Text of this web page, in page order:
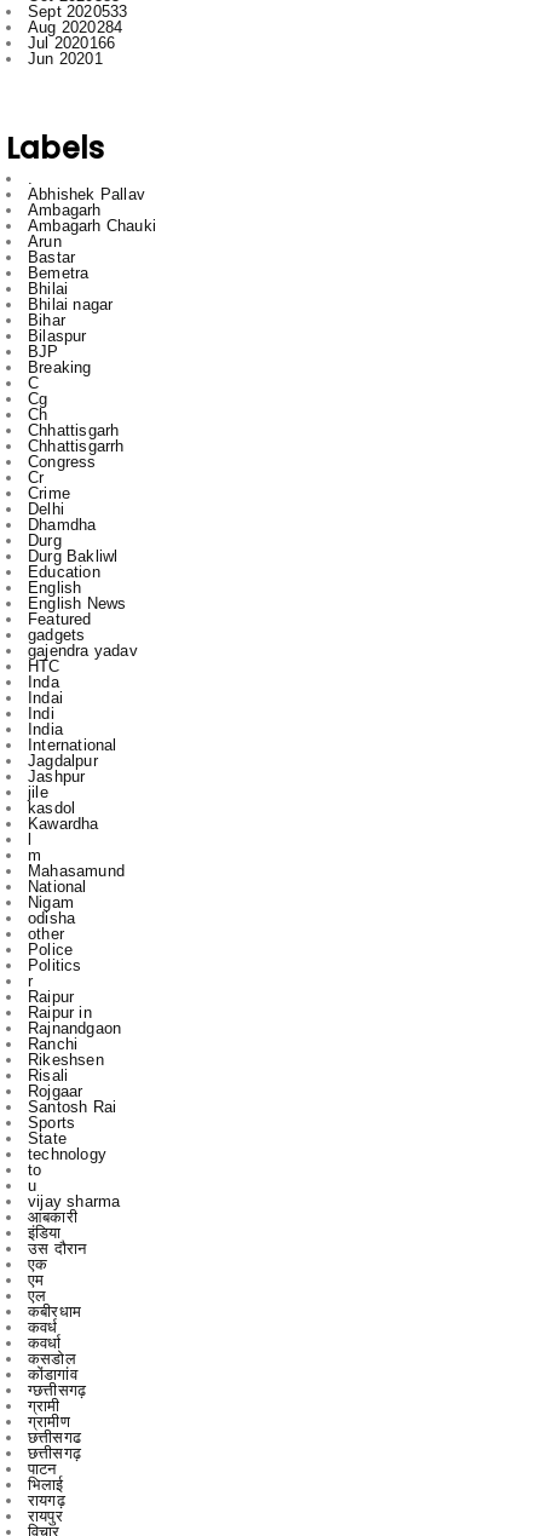
Ambagarh
Ambagarh Chauki
Bastar
Bemetra
Bhilai
Bhilai nagar
Bihar
Bilaspur
BJP
Breaking
C
Cg
Ch
Chhattisgarh
Chhattisgarrh
Congress
Cr
Crime
Delhi
Dhamdha
Durg
Durg Bakliwl
Education
English
English News
Featured
gadgets
gajendra yadav
HTC
Inda
Indai
Indi
India
International
Jagdalpur
Jashpur
jile
kasdol
Kawardha
l
m
Mahasamund
National
Nigam
odisha
other
Police
Politics
r
Raipur
Raipur in
Rajnandgaon
Ranchi
Rikeshsen
Risali
Rojgaar
Santosh Rai
Sports
State
technology
to
u
vijay sharma
आबकारी
इंडिया
उस दौरान
एक
एम
एल
कबीरधाम
कवर्ध
कवर्धा
कसडोल
कोंडागांव
ग्छत्तीसगढ़
ग्रामी
ग्रामीण
छत्तीसगढ
छत्तीसगढ़
पाटन
भिलाई
रायगढ़
रायपुर
विचार
विचार मंथन
विचारमंथन
शहर
शहरChhattisgarrh